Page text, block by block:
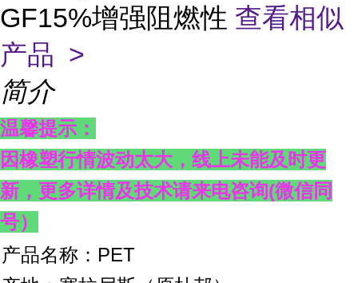
GF15%增强阻燃性 查看相似
产品 >
简介
温馨提示：
因橡塑行情波动太大，线上未能及时更
新，更多详情及技术请来电咨询(微信同
号）
产品名称：PET